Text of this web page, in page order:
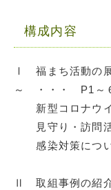
構成内容
Ⅰ 福まち活動の
～ ・・・ P1～
新型コロナウイ
見守り・訪問活
感染対策につ
Ⅱ 取組事例の紹